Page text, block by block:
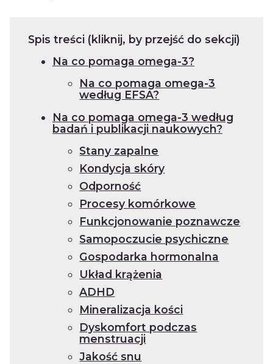
Spis treści (kliknij, by przejść do sekcji)
Na co pomaga omega-3?
Na co pomaga omega-3
według EFSA?
Na co pomaga omega-3 według
badań i publikacji naukowych?
Stany zapalne
Kondycja skóry
Odporność
Procesy komórkowe
Funkcjonowanie poznawcze
Samopoczucie psychiczne
Gospodarka hormonalna
Układ krążenia
ADHD
Mineralizacja kości
Dyskomfort podczas
menstruacji
Jakość snu